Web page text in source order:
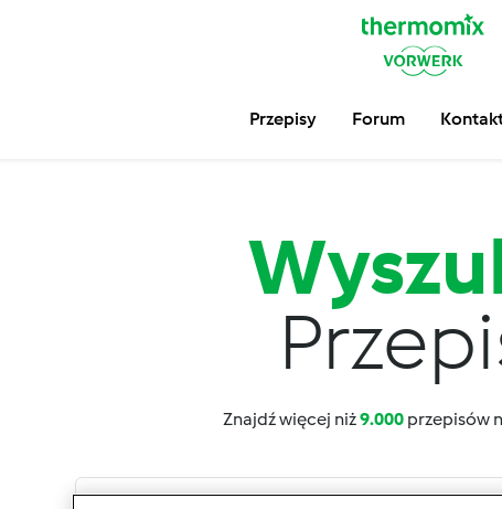
Przepisy Forum
Znajdź więcej niż9.000 przepisów